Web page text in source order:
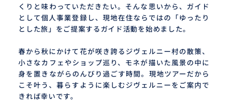
くりと味わっていただきたい。そんな思いから、ガイド
として個人事業登録し、現地在住ならではの「ゆったり
とした旅」をご提案するガイド活動を始めました。
春から秋にかけて花が咲き誇るジヴェルニー村の散策、
小さなカフェやショップ巡り、モネが描いた風景の中に
身を置きながらのんびり過ごす時間。現地ツアーだから
こそ叶う、暮らすように楽しむジヴェルニーをご案内で
きれば幸いです。